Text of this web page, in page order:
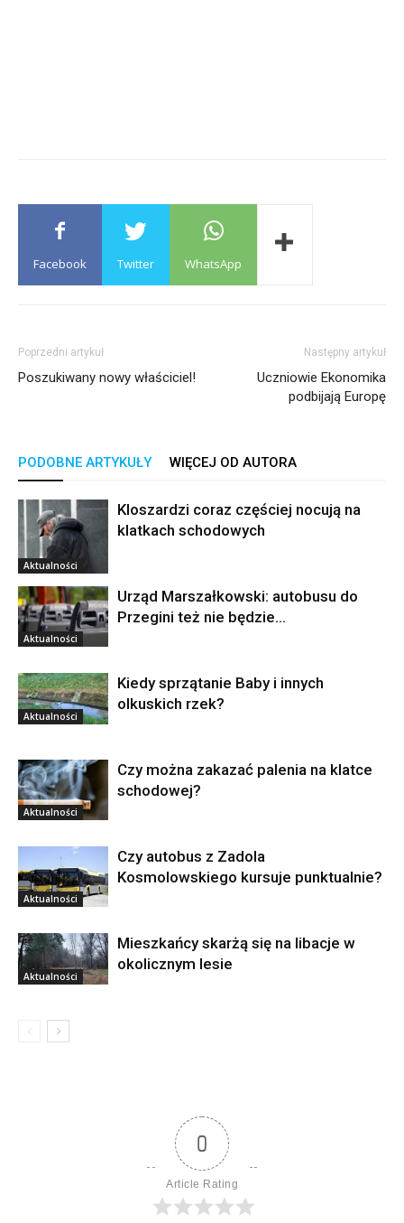
Facebook Twitter WhatsApp
Poprzedni artykuł
Poszukiwany nowy właściciel!
Następny artykuł
Uczniowie Ekonomika
podbijają Europę
PODOBNE ARTYKUŁY WIĘCEJ OD AUTORA
Aktualności
Kloszardzi coraz częściej nocują na
klatkach schodowych
Aktualności
Urząd Marszałkowski: autobusu do
Przegini też nie będzie…
Aktualności
Kiedy sprzątanie Baby i innych
olkuskich rzek?
Aktualności
Czy można zakazać palenia na klatce
schodowej?
Aktualności
Czy autobus z Zadola
Kosmolowskiego kursuje punktualnie?
Aktualności
Mieszkańcy skarżą się na libacje w
okolicznym lesie
0
Article Rating